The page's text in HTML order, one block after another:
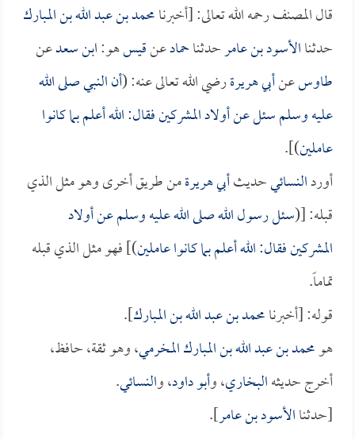
قال المصنف رحمه الله تعالى: [أخبرنامحمد بن عبد الله بن المبارك
حدثناالأسود بن عامرحدثناحمادعنقيسهو:ابن سعدعن
طاوسعنأبي هريرةرضي الله تعالى عنه: (أن النبي صلى الله
عليه وسلم سئل عن أولاد المشركين فقال: الله أعلم بما كانوا
عاملين)].
أوردالنسائيحديثأبي هريرةمن طريق أخرى وهو مثل الذي
قبله: [(سئل رسول الله صلى الله عليه وسلم عن أولاد
المشركين فقال: الله أعلم بما كانوا عاملين)] فهو مثل الذي قبله
تماماً.
قوله: [أخبرنامحمد بن عبد الله بن المبارك].
هومحمد بن عبد الله بن المبارك المخرمي، وهو ثقة، حافظ،
أخرج حديثهالبخاري، وأبو داود، والنسائي.
[حدثناالأسود بن عامر].